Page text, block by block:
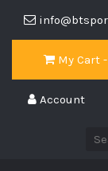
My Cart
Account